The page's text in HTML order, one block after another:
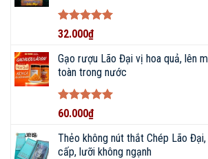
Được xếp
55
sao
32.000₫
Gạo rượu Lão Đại vị hoa quả, lên
toàn trong nước
Được xếp
55
sao
60.000₫
Thẻo không nút thắt Chép Lão
cấp, lưỡi không ngạnh